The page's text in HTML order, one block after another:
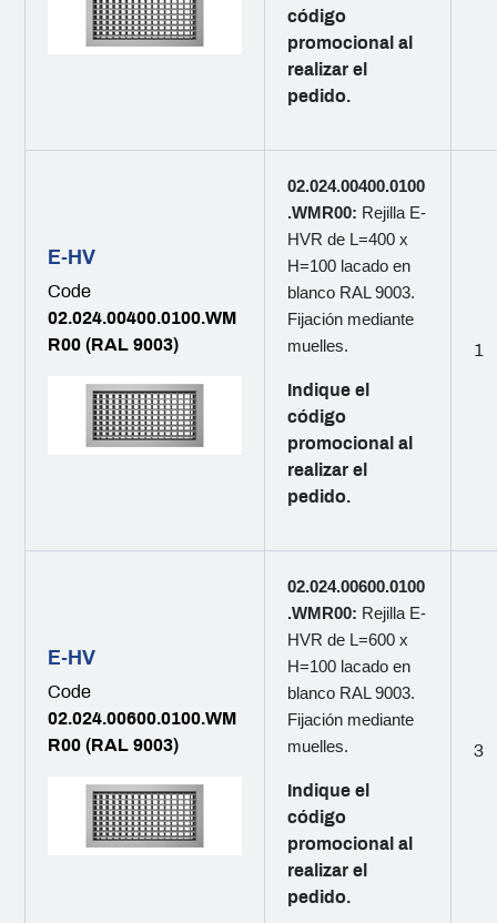
código
promocional al
realizar el
pedido.
E-HV
Code
02.024.00400.0100.WM
R00 (RAL 9003)
02.024.00400.0100
.WMR00: Rejilla E-
HVR de L=400 x
H=100 lacado en
blanco RAL 9003.
Fijación mediante
muelles.
Indique el
código
promocional al
realizar el
pedido.
1
E-HV
Code
02.024.00600.0100.WM
R00 (RAL 9003)
02.024.00600.0100
.WMR00: Rejilla E-
HVR de L=600 x
H=100 lacado en
blanco RAL 9003.
Fijación mediante
muelles.
Indique el
código
promocional al
realizar el
pedido.
3